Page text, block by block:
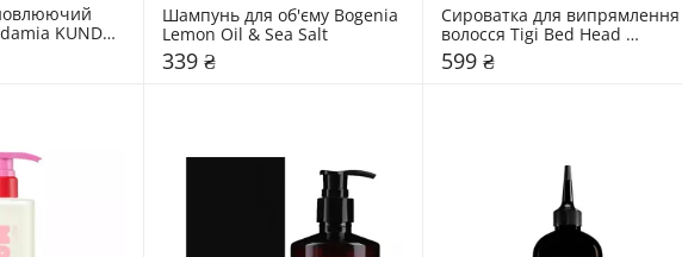
KUNDAL
Шампунь для об'єму Bogenia
Lemon Oil & Sea Salt
339 ₴
Сироватка для випрямлення
волосся Tigi Bed Head
Straighten Out Anti Frizz
Serum
599 ₴